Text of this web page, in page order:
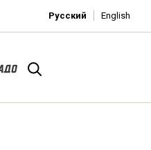
Русский English